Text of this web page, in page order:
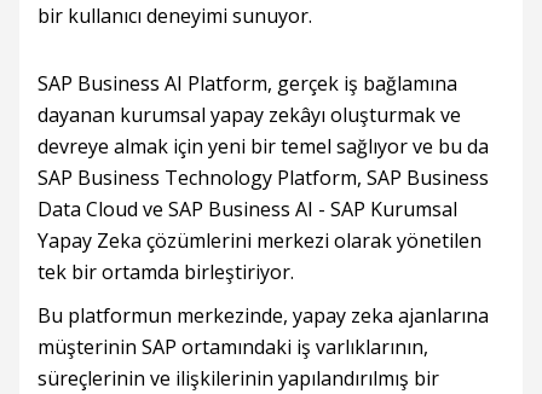
bir kullanıcı deneyimi sunuyor.
SAP Business AI Platform, gerçek iş bağlamına
dayanan kurumsal yapay zekâyı oluşturmak ve
devreye almak için yeni bir temel sağlıyor ve bu da
SAP Business Technology Platform, SAP Business
Data Cloud ve SAP Business AI - SAP Kurumsal
Yapay Zeka çözümlerini merkezi olarak yönetilen
tek bir ortamda birleştiriyor.
Bu platformun merkezinde, yapay zeka ajanlarına
müşterinin SAP ortamındaki iş varlıklarının,
süreçlerinin ve ilişkilerinin yapılandırılmış bir